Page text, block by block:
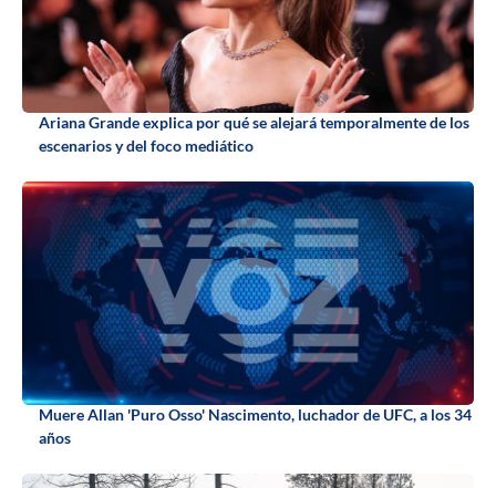
Ariana Grande explica por qué se alejará temporalmente de los
escenarios y del foco mediático
Muere Allan 'Puro Osso' Nascimento, luchador de UFC, a los 34
años